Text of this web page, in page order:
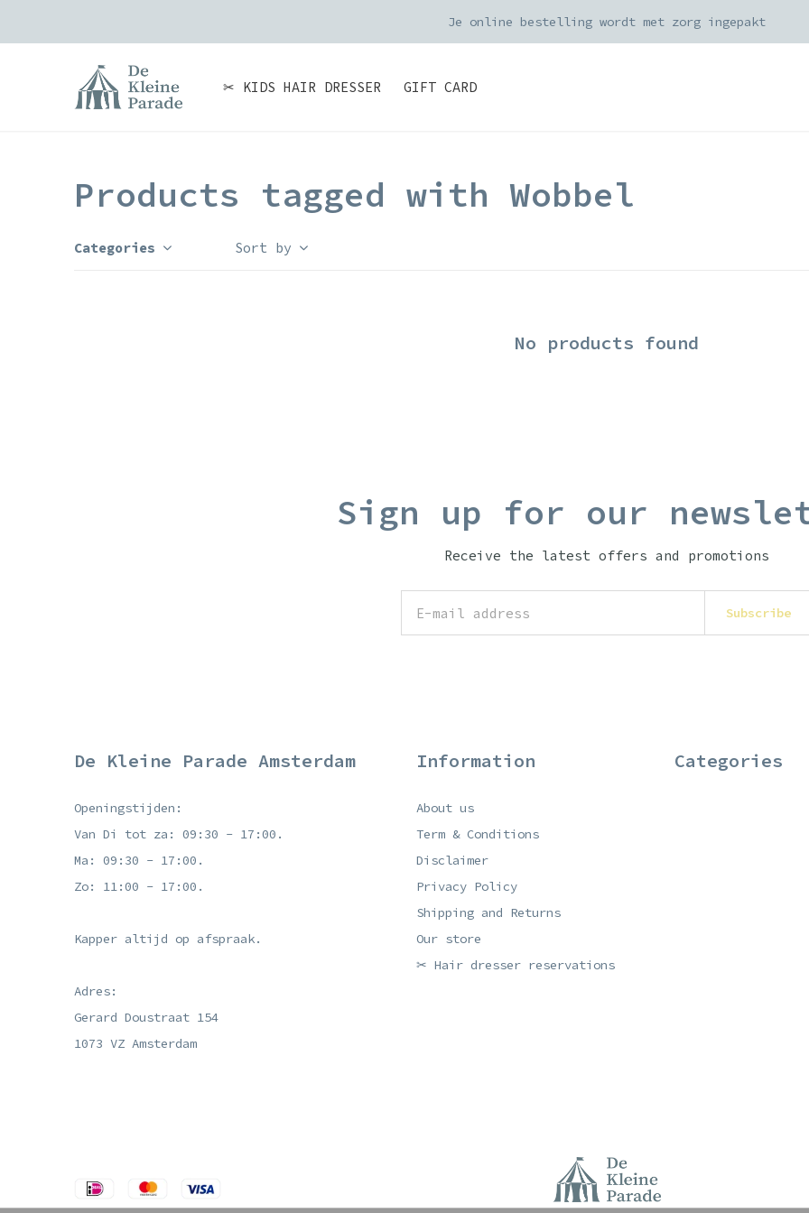
✂ KIDS HAIR DRESSER GIFT CARD
Je online bestelling wordt met zorg ingepakt
Products tagged with Wobbel
Categories Sort by
No products found
Sign up for our
Receive the latest offers and promotions
Subscribe
De Kleine Parade Amsterdam
Openingstijden:
Van Di tot za: 09:30 - 17:00.
Ma: 09:30 - 17:00.
Zo: 11:00 - 17:00.
Kapper altijd op afspraak.
Adres:
Gerard Doustraat 154
1073 VZ Amsterdam
Information
About us
Term & Conditions
Disclaimer
Privacy Policy
Shipping and Returns
Our store
✂ Hair dresser reservations
Categories